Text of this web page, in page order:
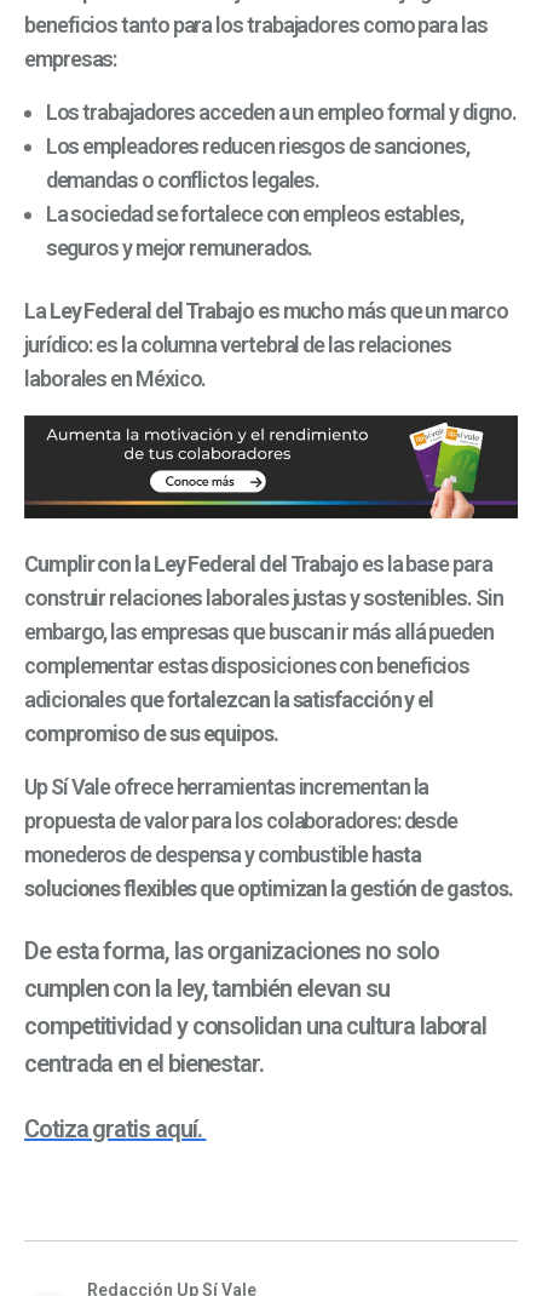
beneficios tanto para los trabajadores como para las
empresas:
Los trabajadores acceden a un empleo formal y digno.
Los empleadores reducen riesgos de sanciones,
demandas o conflictos legales.
La sociedad se fortalece con empleos estables,
seguros y mejor remunerados.
LaLey Federal del Trabajoes mucho más que un marco
jurídico: es la columna vertebral de las relaciones
laborales en México.
Cumplir con la Ley Federal del Trabajoes la base para
construir relaciones laborales justas y sostenibles. Sin
embargo, las empresas que buscan ir más allá pueden
complementar estas disposiciones con beneficios
adicionalesque fortalezcan la satisfacción y el
compromiso de sus equipos.
Up Sí Vale ofrece herramientas incrementan la
propuesta de valor para los colaboradores: desde
monederos de despensa y combustible hasta
soluciones flexibles que optimizan la gestión de gastos.
De esta forma, las organizaciones no solo
cumplen con la ley, también elevan su
competitividad y consolidan una cultura laboral
centrada en el bienestar.
Cotiza gratis aquí.
Redacción Up Sí Vale